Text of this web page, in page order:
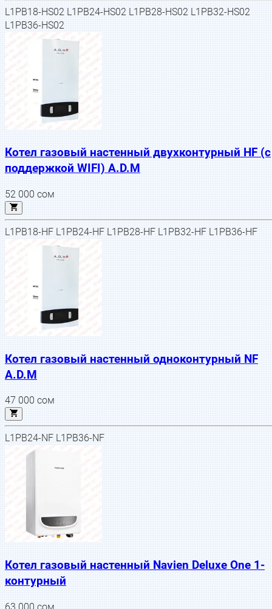
L1PB18-HS02 L1PB24-HS02 L1PB28-HS02 L1PB32-HS02
L1PB36-HS02
Котел газовый настенный двухконтурный HF (с
поддержкой WIFI) A.D.M
52 000сом
L1PB18-HF L1PB24-HF L1PB28-HF L1PB32-HF L1PB36-HF
Котел газовый настенный одноконтурный NF
A.D.M
47 000сом
L1PB24-NF L1PB36-NF
Котел газовый настенный Navien Deluxe One 1-
контурный